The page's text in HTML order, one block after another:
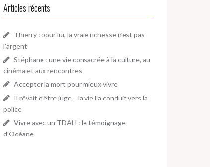
Articles récents
Thierry : pour lui, la vraie richesse n’est pas
l’argent
Stéphane : une vie consacrée à la culture, au
cinéma et aux rencontres
Accepter la mort pour mieux vivre
Il rêvait d’être juge… la vie l’a conduit vers la
police
Vivre avec un TDAH : le témoignage
d’Océane